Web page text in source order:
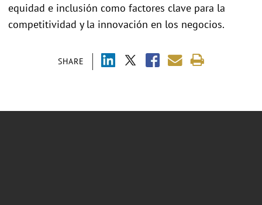
SHARE
equidad e inclusión como factores clave para la
competitividad y la innovación en los negocios.